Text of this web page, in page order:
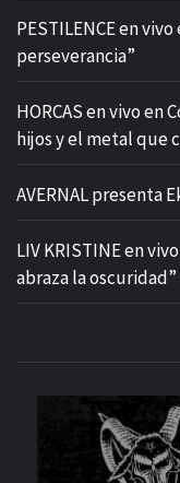
PESTILENCE en
perseverancia”
HORCAS en vivo en
hijos y el metal que
AVERNAL presenta
LIV KRISTINE en
abraza la oscuridad”